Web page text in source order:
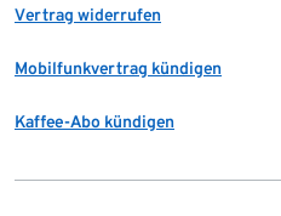
Vertrag widerrufen
Mobilfunkvertrag kündigen
Kaffee-Abo kündigen